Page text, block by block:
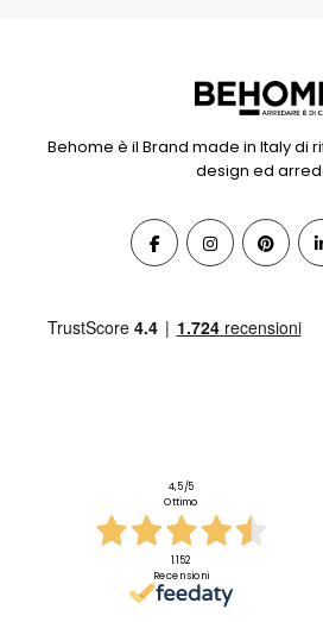
Behome è il Brand made in Italy di
design ed
4,5/5
Ottimo
1.152
Recensioni